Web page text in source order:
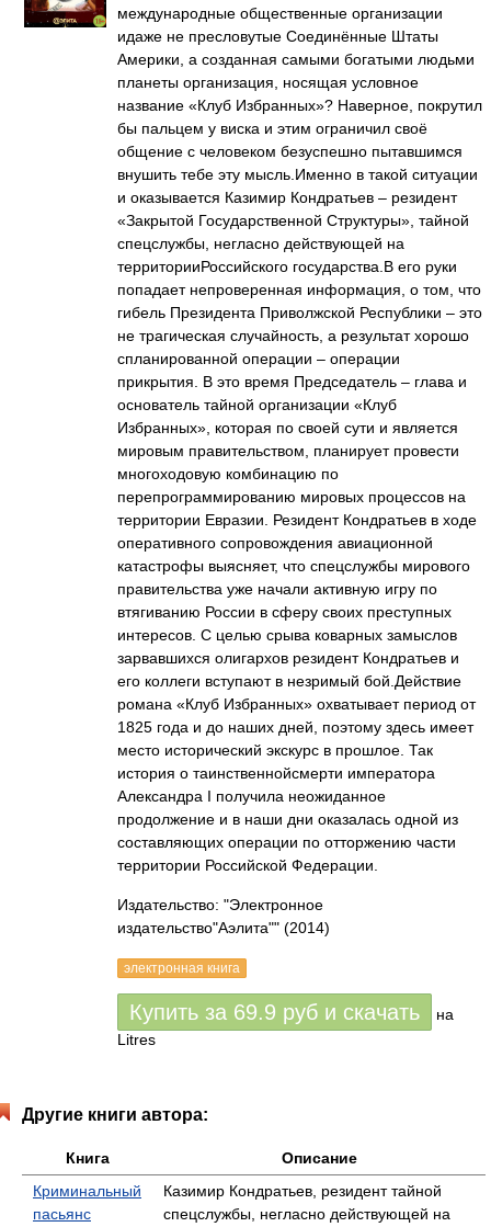
международные общественные организации
идаже не пресловутые Соединённые Штаты
Америки, а созданная самыми богатыми людьми
планеты организация, носящая условное
название «Клуб Избранных»? Наверное, покрутил
бы пальцем у виска и этим ограничил своё
общение с человеком безуспешно пытавшимся
внушить тебе эту мысль.Именно в такой ситуации
и оказывается Казимир Кондратьев – резидент
«Закрытой Государственной Структуры», тайной
спецслужбы, негласно действующей на
территорииРоссийского государства.В его руки
попадает непроверенная информация, о том, что
гибель Президента Приволжской Республики – это
не трагическая случайность, а результат хорошо
спланированной операции – операции
прикрытия. В это время Председатель – глава и
основатель тайной организации «Клуб
Избранных», которая по своей сути и является
мировым правительством, планирует провести
многоходовую комбинацию по
перепрограммированию мировых процессов на
территории Евразии. Резидент Кондратьев в ходе
оперативного сопровождения авиационной
катастрофы выясняет, что спецслужбы мирового
правительства уже начали активную игру по
втягиванию России в сферу своих преступных
интересов. С целью срыва коварных замыслов
зарвавшихся олигархов резидент Кондратьев и
его коллеги вступают в незримый бой.Действие
романа «Клуб Избранных» охватывает период от
1825 года и до наших дней, поэтому здесь имеет
место исторический экскурс в прошлое. Так
история о таинственнойсмерти императора
Александра I получила неожиданное
продолжение и в наши дни оказалась одной из
составляющих операции по отторжению части
территории Российской Федерации.
Издательство: "Электронное
издательство"Аэлита"" (2014)
электронная книга
Купить за 69.9 руб и скачать
на
Litres
Другие книги автора:
Книга
Описание
Криминальный
пасьянс
Казимир Кондратьев, резидент тайной
спецслужбы, негласно действующей на